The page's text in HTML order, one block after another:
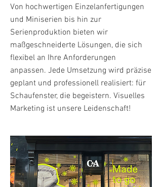
Von hochwertigen Einzelanfertigungen
und Miniserien bis hin zur
Serienproduktion bieten wir
maßgeschneiderte Lösungen, die sich
flexibel an Ihre Anforderungen
anpassen. Jede Umsetzung wird präzise
geplant und professionell realisiert: für
Schaufenster, die begeistern. Visuelles
Marketing ist unsere Leidenschaft!